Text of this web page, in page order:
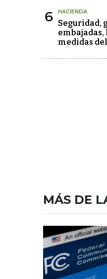
6 HACIENDA
Seguridad,
medidas
MÁS DE